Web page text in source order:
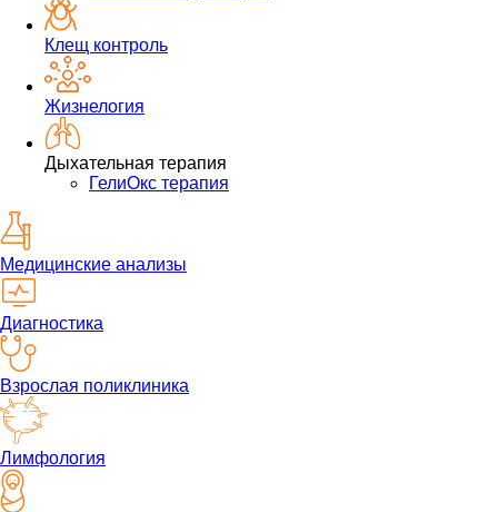
Клещ контроль
Жизнелогия
Дыхательная терапия
ГелиОкс терапия
Медицинские анализы
Диагностика
Взрослая поликлиника
Лимфология